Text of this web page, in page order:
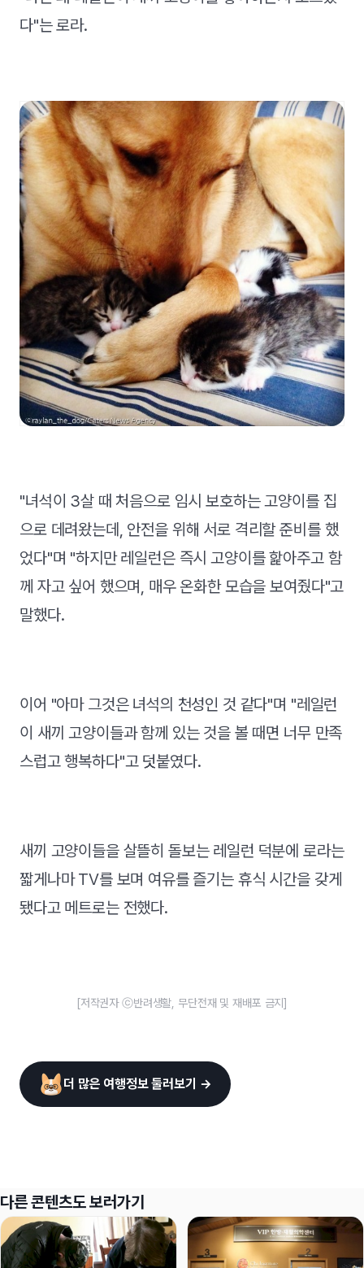
다"는 로라.
"녀석이 3살 때 처음으로 임시 보호하는 고양이를 집
으로 데려왔는데, 안전을 위해 서로 격리할 준비를 했
었다"며 "하지만 레일런은 즉시 고양이를 핥아주고 함
께 자고 싶어 했으며, 매우 온화한 모습을 보여줬다"고
말했다.
이어 "아마 그것은 녀석의 천성인 것 같다"며 "레일런
이 새끼 고양이들과 함께 있는 것을 볼 때면 너무 만족
스럽고 행복하다"고 덧붙였다.
새끼 고양이들을 살뜰히 돌보는 레일런 덕분에 로라는
짧게나마 TV를 보며 여유를 즐기는 휴식 시간을 갖게
됐다고 메트로는 전했다.
[저작권자 ⓒ반려생활, 무단전재 및 재배포 금지]
더 많은 여행정보 둘러보기 →
다른 콘텐츠도 보러가기